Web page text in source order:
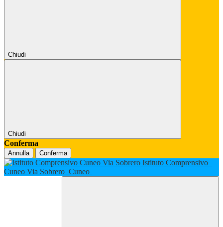
Chiudi
Chiudi
Conferma
Annulla Conferma
Istituto Comprensivo
Cuneo Via Sobrero Cuneo